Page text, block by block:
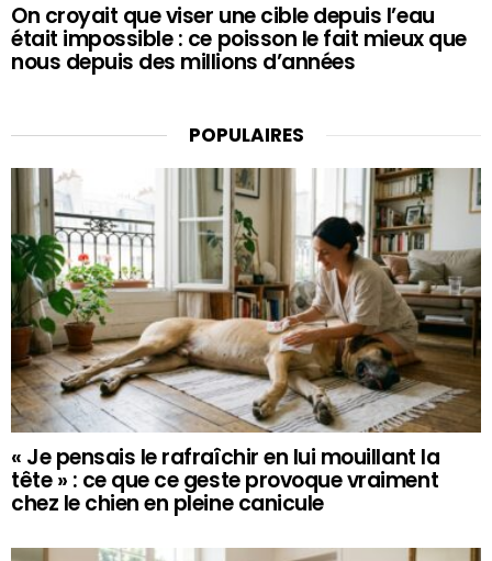
On croyait que viser une cible depuis l’eau
était impossible : ce poisson le fait mieux que
nous depuis des millions d’années
POPULAIRES
« Je pensais le rafraîchir en lui mouillant la
tête » : ce que ce geste provoque vraiment
chez le chien en pleine canicule